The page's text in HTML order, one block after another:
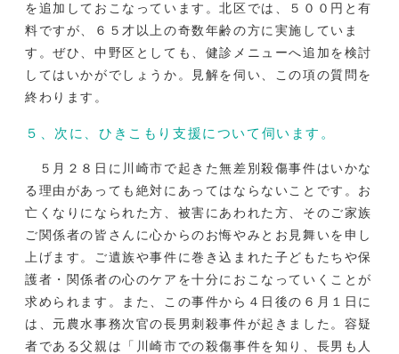
を追加しておこなっています。北区では、５００円と有
料ですが、６５才以上の奇数年齢の方に実施していま
す。ぜひ、中野区としても、健診メニューへ追加を検討
してはいかがでしょうか。見解を伺い、この項の質問を
終わります。
５、次に、ひきこもり支援について伺います。
５月２８日に川崎市で起きた無差別殺傷事件はいかな
る理由があっても絶対にあってはならないことです。お
亡くなりになられた方、被害にあわれた方、そのご家族
ご関係者の皆さんに心からのお悔やみとお見舞いを申し
上げます。ご遺族や事件に巻き込まれた子どもたちや保
護者・関係者の心のケアを十分におこなっていくことが
求められます。また、この事件から４日後の６月１日に
は、元農水事務次官の長男刺殺事件が起きました。容疑
者である父親は「川崎市での殺傷事件を知り、長男も人